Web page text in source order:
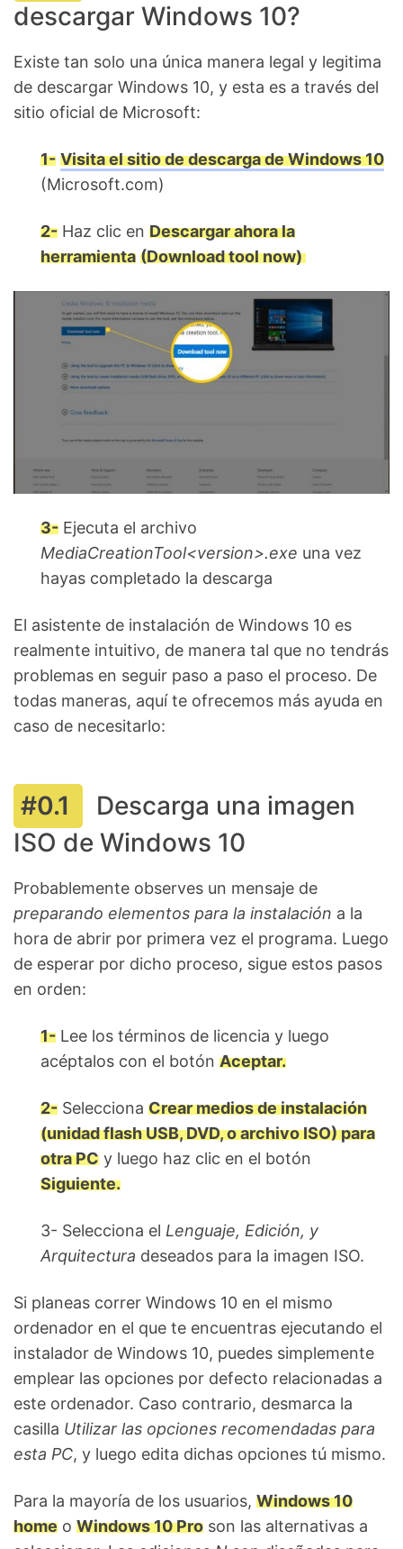
descargar Windows 10?
Existe tan solo una única manera legal y legitima
de descargar Windows 10, y esta es a través del
sitio oficial de Microsoft:
1- Visita el sitio de descarga de Windows 10
(Microsoft.com)
2- Haz clic en Descargar ahora la
herramienta (Download tool now)
3- Ejecuta el archivo
MediaCreationTool<version>.exe una vez
hayas completado la descarga
El asistente de instalación de Windows 10 es
realmente intuitivo, de manera tal que no tendrás
problemas en seguir paso a paso el proceso. De
todas maneras, aquí te ofrecemos más ayuda en
caso de necesitarlo:
Descarga una imagen
ISO de Windows 10
Probablemente observes un mensaje de
preparando elementos para la instalación a la
hora de abrir por primera vez el programa. Luego
de esperar por dicho proceso, sigue estos pasos
en orden:
1- Lee los términos de licencia y luego
acéptalos con el botón Aceptar.
2- Selecciona Crear medios de instalación
(unidad flash USB, DVD, o archivo ISO) para
otra PC y luego haz clic en el botón
Siguiente.
3- Selecciona el Lenguaje, Edición, y
Arquitectura deseados para la imagen ISO.
Si planeas correr Windows 10 en el mismo
ordenador en el que te encuentras ejecutando el
instalador de Windows 10, puedes simplemente
emplear las opciones por defecto relacionadas a
este ordenador. Caso contrario, desmarca la
casilla Utilizar las opciones recomendadas para
esta PC, y luego edita dichas opciones tú mismo.
Para la mayoría de los usuarios, Windows 10
home o Windows 10 Pro son las alternativas a